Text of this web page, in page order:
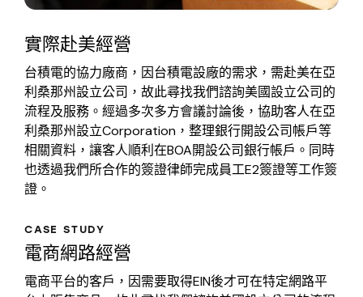
實際赴美經營
台積電的協力廠商，因台積電設廠的需求，需赴美在亞
利桑那州設立公司，故此尋找我們諮詢美國設立公司的
流程及服務。經過多次多方會議討論後，協助客人在亞
利桑那州設立Corporation，整理銀行開設公司帳戶等
相關資料，讓客人順利在BOA開設公司銀行帳戶。同時
也透過我們所合作的簽證律師完成員工E2簽證等工作簽
證。
CASE STUDY
電商網路經營
電商平台的客戶，因需要取得EIN後才可在特定網路平